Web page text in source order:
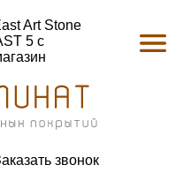
Art Stone
5 с
звонок